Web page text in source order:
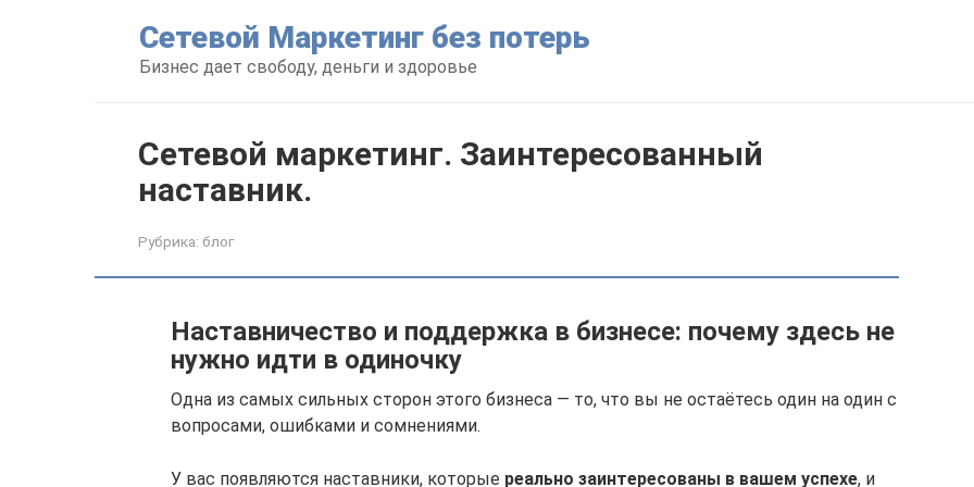
Сетевой Маркетинг без потерь
Бизнес дает свободу, деньги и здоровье
Сетевой маркетинг. Заинтересованный
наставник.
Рубрика: блог
Наставничество и поддержка в бизнесе: почему здесь не
нужно идти в одиночку
Одна из самых сильных сторон этого бизнеса — то, что вы не остаётесь один на один с
вопросами, ошибками и сомнениями.
У вас появляются наставники, которые реально заинтересованы в вашем успехе, и